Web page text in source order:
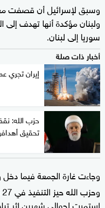
وسبق لإسرائيل أن قصفت
ولبنان مؤكدة أنها تهدف
سوريا إلى لبنان.
أخبار ذات صلة
إيران تجري
حزب الله:
تحقيق
وجاءت غارة الجمعة فيما
استمرت لحوالى شهرين إثر